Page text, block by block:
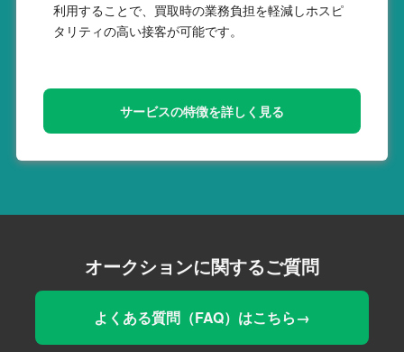
利用することで、買取時の業務負担を軽減しホスピ
タリティの高い接客が可能です。
サービスの特徴を詳しく見る
オークションに関するご質問
よくある質問（FAQ）はこちら→